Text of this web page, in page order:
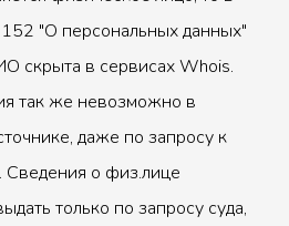
"О персональных данных"
скрыта в сервисах Whois.
так же невозможно в
даже по запросу к
Сведения о физ.лице
только по запросу суда,